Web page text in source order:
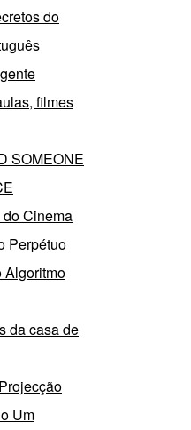
do
filmes
SOMEONE
Cinema
Perpétuo
Algoritmo
da casa de
Um